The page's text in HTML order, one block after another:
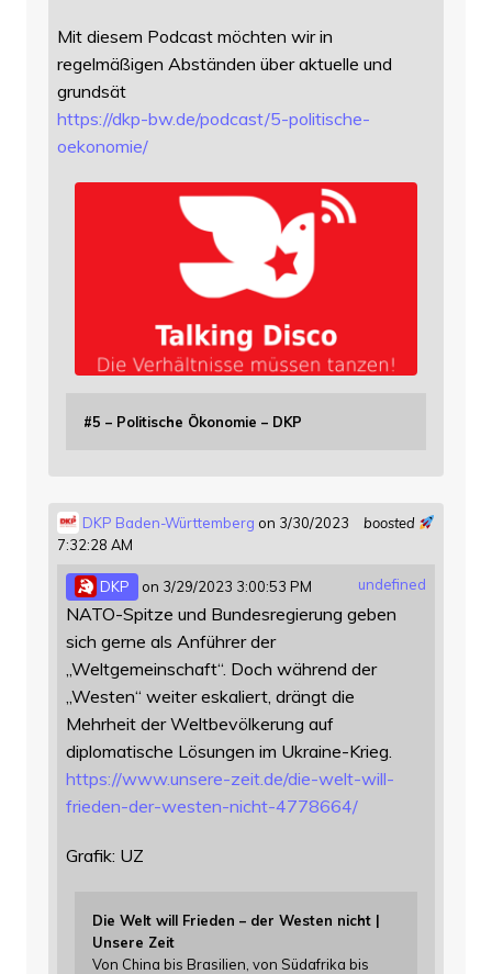
Mit diesem Podcast möchten wir in
regelmäßigen Abständen über aktuelle und
grundsät
https://dkp-bw.de/podcast/5-politische-
oekonomie/
#5 – Politische Ökonomie – DKP
boosted
DKP Baden-Württemberg on 3/30/2023
7:32:28 AM
undefined
DKP on 3/29/2023 3:00:53 PM
NATO-Spitze und Bundesregierung geben
sich gerne als Anführer der
„Weltgemeinschaft“. Doch während der
„Westen“ weiter eskaliert, drängt die
Mehrheit der Weltbevölkerung auf
diplomatische Lösungen im Ukraine-Krieg.
https://www.unsere-zeit.de/die-welt-will-
frieden-der-westen-nicht-4778664/
Grafik: UZ
Die Welt will Frieden – der Westen nicht |
Unsere Zeit
Von China bis Brasilien, von Südafrika bis